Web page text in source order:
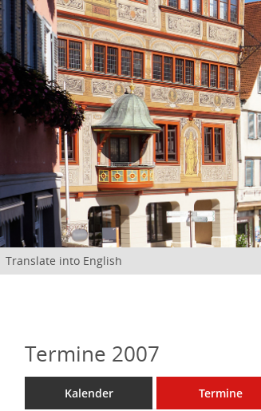
Translate into English
Termine 2007
Kalender Termine